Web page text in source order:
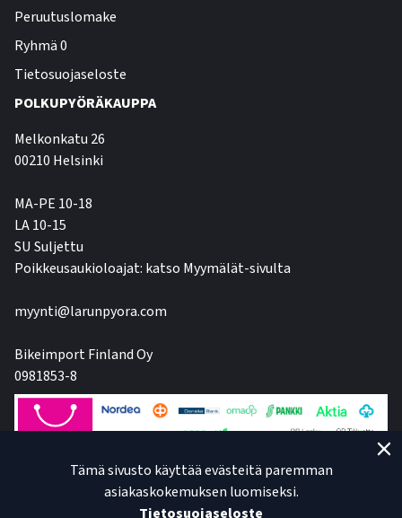
Peruutuslomake
Ryhmä 0
Tietosuojaseloste
POLKUPYÖRÄKAUPPA
Melkonkatu 26
00210 Helsinki
MA-PE 10-18
LA 10-15
SU Suljettu
Poikkeusaukioloajat: katso Myymälät-sivulta
myynti@larunpyora.com
Bikeimport Finland Oy
0981853-8
Tämä sivusto käyttää evästeitä paremman
asiakaskokemuksen luomiseksi.
Tietosuojaseloste